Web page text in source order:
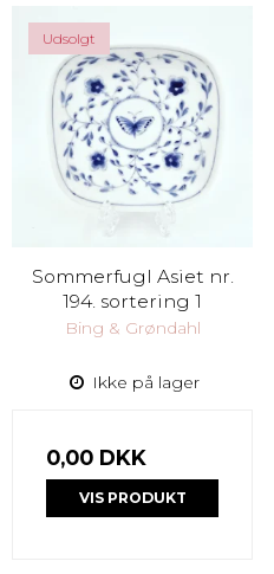
Udsolgt
Sommerfugl Asiet nr.
194. sortering 1
Bing & Grøndahl
Ikke på lager
0,00 DKK
VIS PRODUKT